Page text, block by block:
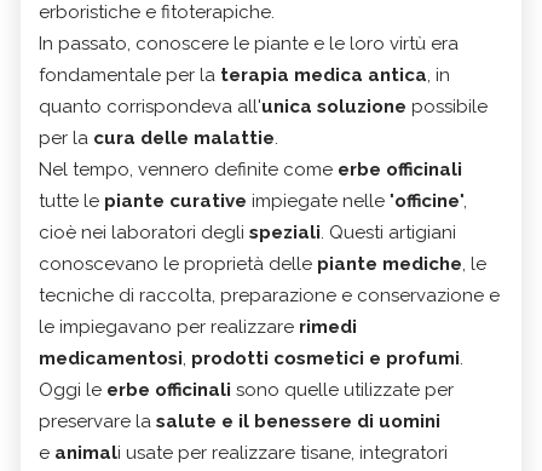
erboristiche e fitoterapiche.
In passato, conoscere le piante e le loro virtù era
fondamentale per la terapia medica antica, in
quanto corrispondeva all'unica soluzione possibile
per la cura delle malattie.
Nel tempo, vennero definite come erbe officinali
tutte le piante curative impiegate nelle "officine",
cioè nei laboratori degli speziali. Questi artigiani
conoscevano le proprietà delle piante mediche, le
tecniche di raccolta, preparazione e conservazione e
le impiegavano per realizzare rimedi
medicamentosi, prodotti cosmetici e profumi.
Oggi le erbe officinali sono quelle utilizzate per
preservare la salute e il benessere di uomini
e animali usate per realizzare tisane, integratori